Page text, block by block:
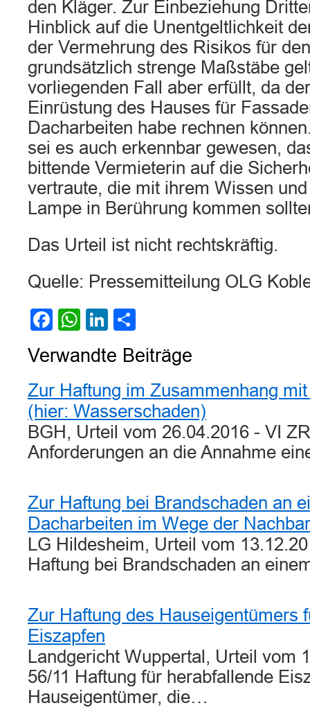
den Kläger. Zur Einbeziehung
Hinblick auf die Unentgeltlichkeit
der Vermehrung des Risikos für
grundsätzlich strenge Maßstäbe
vorliegenden Fall aber erfüllt, da
Einrüstung des Hauses für
Dacharbeiten habe rechnen
sei es auch erkennbar gewesen,
bittende Vermieterin auf die
vertraute, die mit ihrem Wissen
Lampe in Berührung kommen
Das Urteil ist nicht rechtskräftig.
Quelle: Pressemitteilung OLG
Facebook
WhatsApp
LinkedIn
Verwandte Beiträge
Zur Haftung im Zusammenhang
(hier: Wasserschaden)
BGH, Urteil vom 26.04.2016 - VI
Anforderungen an die Annahme
Zur Haftung bei Brandschaden an
Dacharbeiten im Wege der
LG Hildesheim, Urteil vom
Haftung bei Brandschaden an
Zur Haftung des Hauseigentümers
Eiszapfen
Landgericht Wuppertal, Urteil vom
56/11 Haftung für herabfallende
Hauseigentümer, die…